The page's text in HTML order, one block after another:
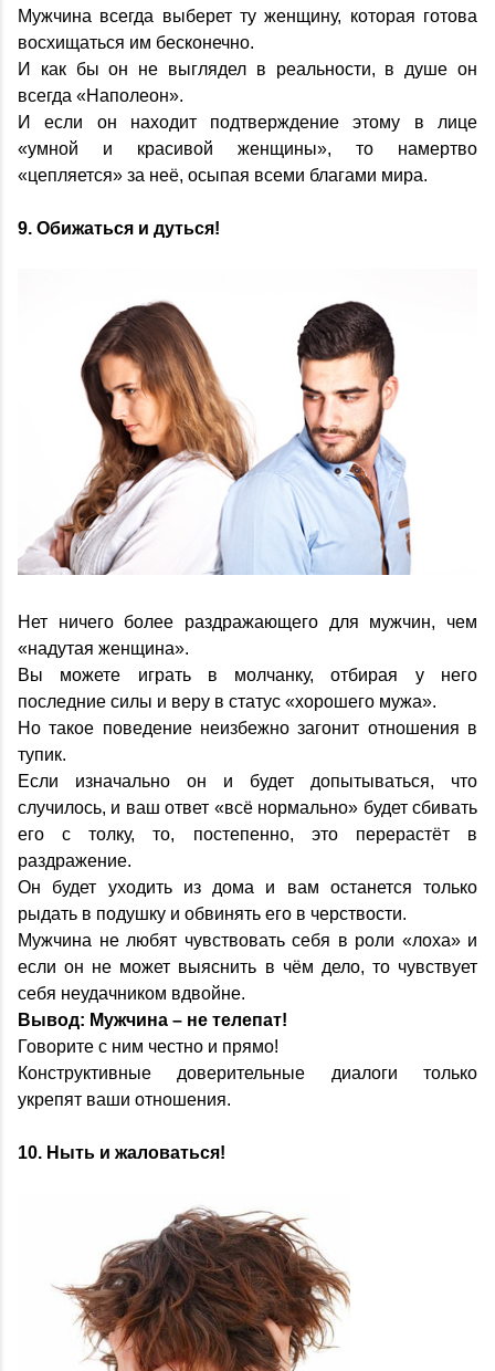
Мужчина всегда выберет ту женщину, которая готова
восхищаться им бесконечно.
И как бы он не выглядел в реальности, в душе он
всегда «Наполеон».
И если он находит подтверждение этому в лице
«умной и красивой женщины», то намертво
«цепляется» за неё, осыпая всеми благами мира.
9. Обижаться и дуться!
Нет ничего более раздражающего для мужчин, чем
«надутая женщина».
Вы можете играть в молчанку, отбирая у него
последние силы и веру в статус «хорошего мужа».
Но такое поведение неизбежно загонит отношения в
тупик.
Если изначально он и будет допытываться, что
случилось, и ваш ответ «всё нормально» будет сбивать
его с толку, то, постепенно, это перерастёт в
раздражение.
Он будет уходить из дома и вам останется только
рыдать в подушку и обвинять его в черствости.
Мужчина не любят чувствовать себя в роли «лоха» и
если он не может выяснить в чём дело, то чувствует
себя неудачником вдвойне.
Вывод: Мужчина – не телепат!
Говорите с ним честно и прямо!
Конструктивные доверительные диалоги только
укрепят ваши отношения.
10. Ныть и жаловаться!